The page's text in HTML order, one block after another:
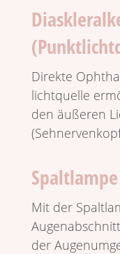
Direkte
licht­quelle
den äußeren
Spaltlampe
Mit der
der